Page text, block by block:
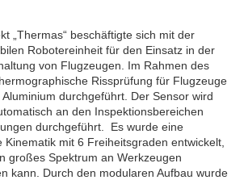
„Thermas“ beschäftigte sich mit der
Robotereinheit für den Einsatz in der
von Flugzeugen. Im Rahmen des
Rissprüfung für Flugzeuge
durchgeführt. Der Sensor wird
an den Inspektionsbereichen
durchgeführt. Es wurde eine
Kinematik mit 6 Freiheitsgraden entwickelt,
großes Spektrum an Werkzeugen
kann. Durch den modularen Aufbau wurde